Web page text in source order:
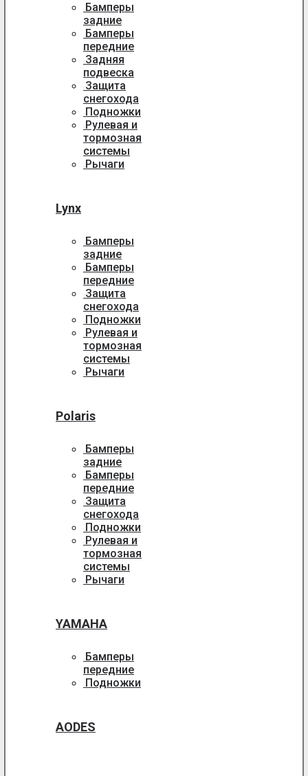
Бамперы
задние
Бамперы
передние
Задняя
подвеска
Защита
снегохода
Подножки
Рулевая и
тормозная
системы
Рычаги
Lynx
Бамперы
задние
Бамперы
передние
Защита
снегохода
Подножки
Рулевая и
тормозная
системы
Рычаги
Polaris
Бамперы
задние
Бамперы
передние
Защита
снегохода
Подножки
Рулевая и
тормозная
системы
Рычаги
YAMAHA
Бамперы
передние
Подножки
AODES